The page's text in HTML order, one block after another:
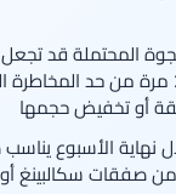
المحتملة قد
أكبر من 1-2 مرة من حد
أو تخفيض حجمها
نهاية الأسبوع
صفقات سكالبينغ